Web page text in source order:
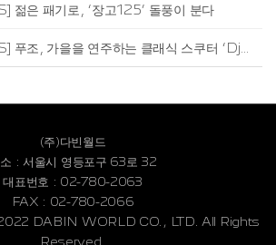
젊은 패기로, ‘장고125’ 돌풍이 분다
[PRESS] 푸조, 가을을 연주하는 클래식 스쿠터 ‘Django’
(주)다빈월드
: 서울시 영등포구 63로 32
대표번호 : 02-780-2063
FAX : 02-780-2066
DABIN WORLD CO., LTD. All Rights
Reserved.